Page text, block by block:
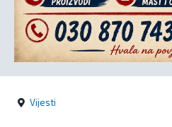
kronika
Politika
Vijesti